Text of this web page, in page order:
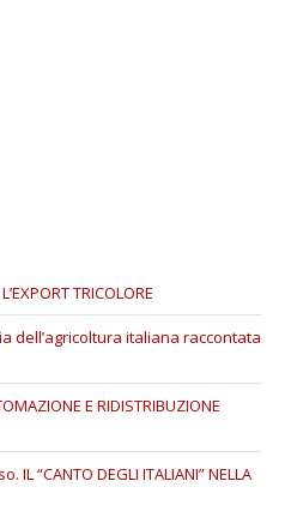
TRICOLORE
dell’agricoltura italiana raccontata
E RIDISTRIBUZIONE
“CANTO DEGLI ITALIANI” NELLA